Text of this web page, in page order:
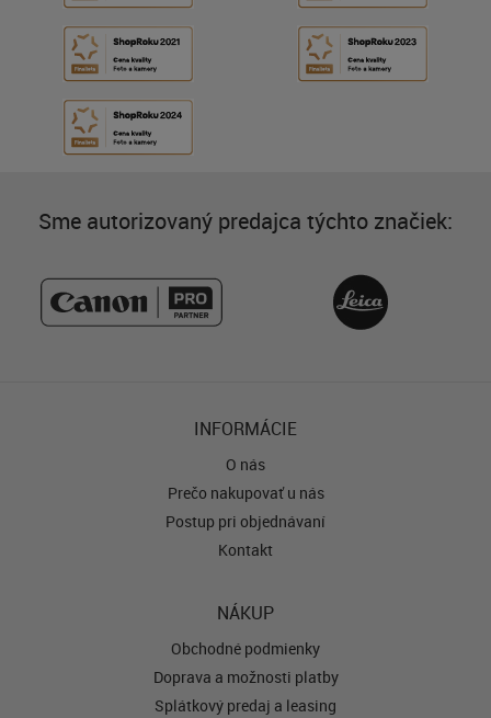
Sme autorizovaný predajca týchto značiek:
INFORMÁCIE
O nás
Prečo nakupovať u nás
Postup pri objednávaní
Kontakt
NÁKUP
Obchodné podmienky
Doprava a možnosti platby
Splátkový predaj a leasing